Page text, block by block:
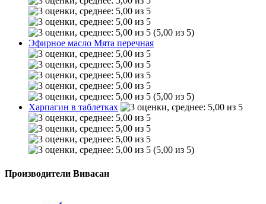
(5,00 из 5)
Эфирное масло Мята перечная
(5,00 из 5)
Харпагин в таблетках
(5,00 из 5)
Производители Вивасан